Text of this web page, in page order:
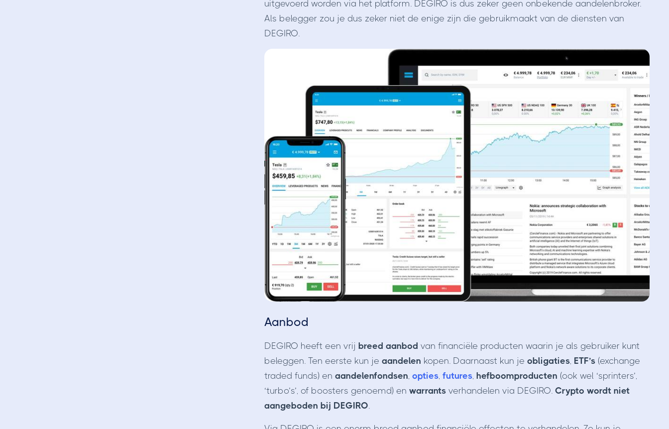
uitgevoerd worden via het platform. DEGIRO is dus zeker geen onbekende aandelenbroker.
Als belegger zou je dus zeker niet de enige zijn die gebruikmaakt van de diensten van
DEGIRO.
Aanbod
DEGIRO heeft een vrij breed aanbod van financiële producten waarin je als gebruiker kunt
beleggen. Ten eerste kun je aandelen kopen. Daarnaast kun je obligaties, ETF’s (exchange
traded funds) en aandelenfondsen opties, futures, hefboomproducten (ook wel ‘sprinters’,
‘turbo’s’, of boosters genoemd) en warrantsverhandelen via DEGIRO. Crypto wordt niet
aangeboden bij DEGIRO